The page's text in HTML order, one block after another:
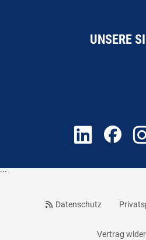
UNSERE
```
Datenschutz
Vertrag